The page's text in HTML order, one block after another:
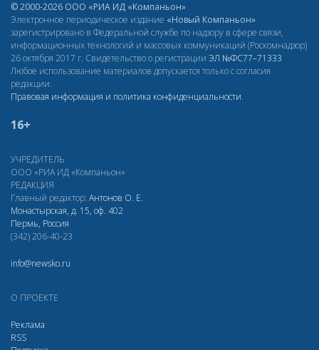
© 2000-2026 ООО «РИА ИД «Компаньон»
Электронное периодическое издание «Новый Компаньон»
зарегистрировано в Федеральной службе по надзору в сфере связи,
информационных технологий и массовых коммуникаций (Роскомнадзор)
26 октября 2017 г. Свидетельство о регистрации ЭЛ №ФС77–71333
Любое использование материалов допускается только с согласия
редакции.
Правовая информация и политика конфиденциальности.
16+
УЧРЕДИТЕЛЬ
ООО «РИА ИД «Компаньон»
РЕДАКЦИЯ
Главный редактор: Антонов О. Е.
Монастырская, д. 15, оф. 402
Пермь, Россия
(342) 206-40-23
info@newsko.ru
О ПРОЕКТЕ
Реклама
RSS